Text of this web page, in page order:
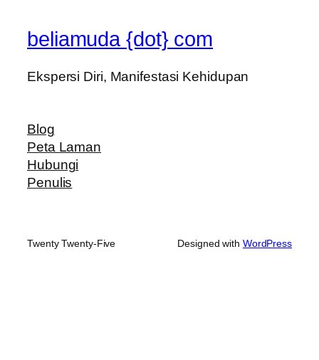
beliamuda {dot} com
Ekspersi Diri, Manifestasi Kehidupan
Blog
Peta Laman
Hubungi
Penulis
Twenty Twenty-Five Designed with WordPress